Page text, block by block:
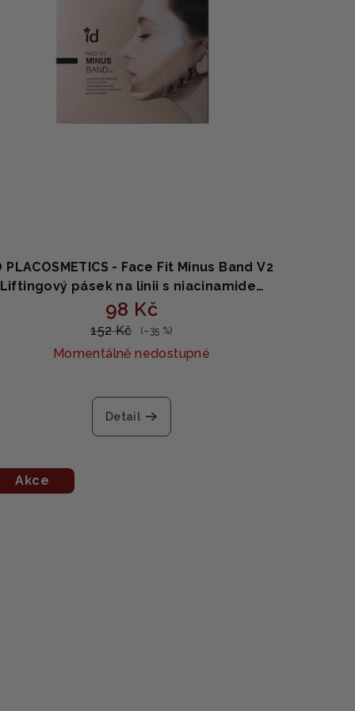
PLACOSMETICS - Face Fit Minus Band V2
pásek na linii s niacinamidem,
peptidy a kyselinou hyaluronovou 1 ks
98 Kč
152 Kč (–35 %)
Momentálně nedostupné
Detail
Akce